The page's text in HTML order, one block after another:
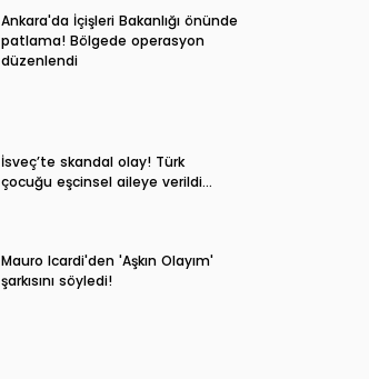
Ankara'da İçişleri Bakanlığı önünde
patlama! Bölgede operasyon
düzenlendi
İsveç’te skandal olay! Türk
çocuğu eşcinsel aileye verildi…
Mauro Icardi'den 'Aşkın Olayım'
şarkısını söyledi!